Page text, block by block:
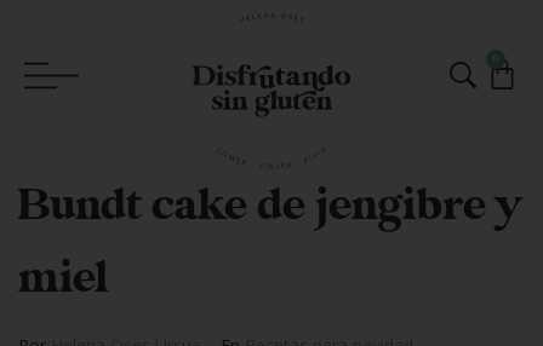
Bundt cake de jengibre y
miel